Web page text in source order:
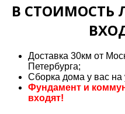
В СТОИМОСТЬ
Доставка 30км от
Петербурга;
Сборка дома у вас на
Фундамент и
входят!